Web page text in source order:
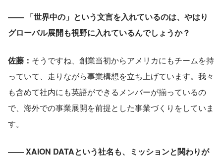
―― 「世界中の」という文言を入れているのは、やはり
グローバル展開も視野に入れているんでしょうか？
佐藤： そうですね、創業当初からアメリカにもチームを持
っていて、走りながら事業構想を立ち上げています。我々
も含めて社内にも英語ができるメンバーが揃っているの
で、海外での事業展開を前提とした事業づくりをしていま
す。
―― XAION DATAという社名も、ミッションと関わりが